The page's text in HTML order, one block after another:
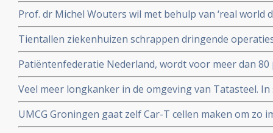
Prof. dr Michel Wouters wil met behulp van ‘real world
behandelprocessen verbeteren en studieresultaten
Tientallen ziekenhuizen schrappen dringende
operaties voor kankerpatienten en
Patiëntenfederatie Nederland, wordt voor meer dan
ministerie van Volksgezondheid en zorgverzekeraars
over hun onafhankelijkheid.
Veel meer longkanker in de omgeving van Tatasteel.
dan 50 procent meer longkanker voor in vergelijking
UMCG Groningen gaat zelf Car-T cellen maken om zo
cellen sneller en goedkoper te geven aan